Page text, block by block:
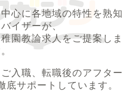
心に各地域の特性を熟知
イザーが、
園教論求人をご提案しま
入職、転職後のアフター
サポートしています。